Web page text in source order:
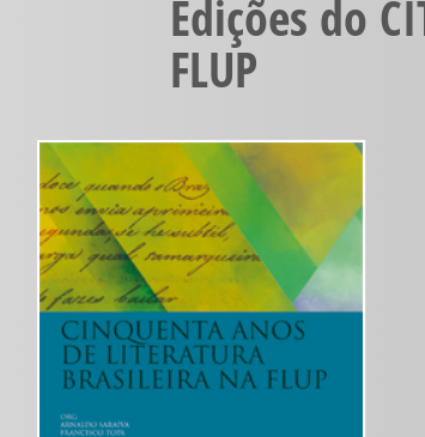
Edições do
FLUP